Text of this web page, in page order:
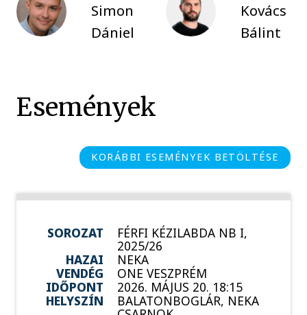
Simon
Dániel
Kovács
Bálint
Események
KORÁBBI ESEMÉNYEK BETÖLTÉSE
SOROZAT FÉRFI KÉZILABDA NB I,
2025/26
HAZAI
NEKA
VENDÉG
ONE VESZPRÉM
IDŐPONT
2026. MÁJUS 20. 18:15
HELYSZÍN
BALATONBOGLÁR, NEKA